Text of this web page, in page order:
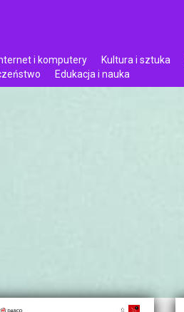
i komputery Kultura i sztuka
Edukacja i nauka